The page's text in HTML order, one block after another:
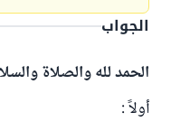
الجواب
الحمد لله والصلاة
أولاً :